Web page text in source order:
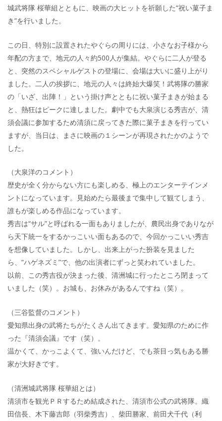
城武将隊 桜華組とともに、映画の大ヒットを祈願した“祝い菓子ま
き”を行いました。
この日、特別に設置されたやぐらの周りには、小さなお子様から
年配の方まで、地元の人々約500人が集結。やぐらに二人が登る
と、突然のスペシャルゲストの登場に、会場は大いに盛り上がり
ました。二人の挨拶に、地元の人々は終始大爆笑！武将隊の勝家
の「いざ、出陣！」という掛け声とともに祝い菓子まきが始まる
と、熱狂はピークに達しました。劇中でも大泉演じる秀吉が、清
須会議に参加するため清須に戻ってきた際に菓子まきを行ってい
ますが、当日は、まさに映画の１シーンが再現されたかのようで
した。
（大泉洋のコメント）
歴史が全く分からない方にも楽しめる、極上のエンターテインメ
ントになっています。見始めたら最後まで集中して観てしまう、
誰もが楽しめる作品になっています。
秀吉は“サル”と呼ばれる一面もありましたが、農民出身でありなが
ら天下統一をするかっこいい面もあるので、今回かっこいい秀吉
を想像していました。しかし、出来上がった扮装を見ました
ら、“ハゲネズミ”で、他の出演者にずっと笑われていました。
以前、この秀吉役が決まった後、清洲城に行ったところ閉まって
いました（笑）。お城も、お休みがあるんですね（笑）。
（三谷監督のコメント）
愛知県出身の武将たちがたくさん出てきます。愛知県のために作
った『清須会議』です（笑）。
温かくて、かっこよくて、強いんだけど、でも茶目っ気もある勝
家が大好きです。
（清洲城武将隊 桜華組とは）
清須市を観光ＰＲするため結成された、清須市公式の武将隊。織
田信長、木下藤吉郎（羽柴秀吉）、柴田勝家、前田犬千代（利